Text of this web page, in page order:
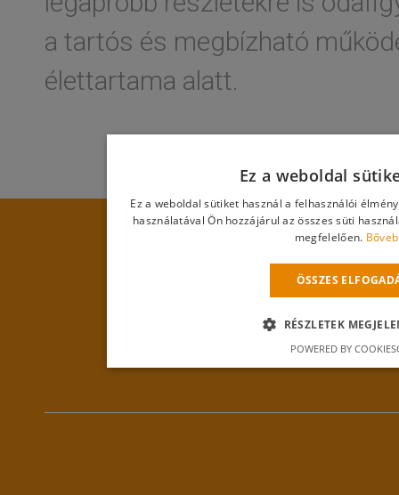
a tartós és megbízható
élettartama alatt.
Ez a weboldal
Ez a weboldal sütiket használ a felhasználói
használatával Ön hozzájárul az összes süti
megfelelően.
ÖSSZES
RÉSZLETEK
POWERED BY